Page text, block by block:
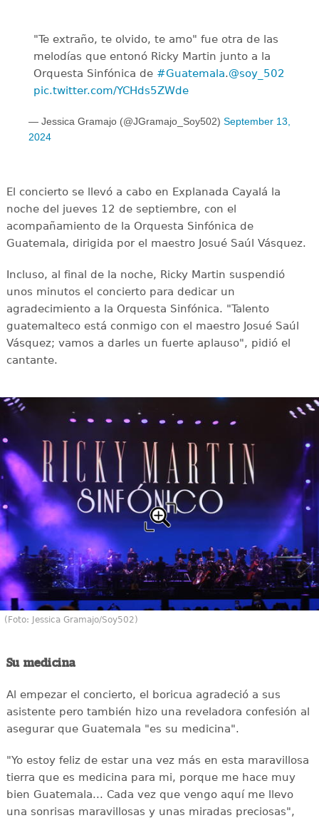
"Te extraño, te olvido, te amo" fue otra de las
melodías que entonó Ricky Martin junto a la
Orquesta Sinfónica de #Guatemala.@soy_502
pic.twitter.com/YCHds5ZWde
— Jessica Gramajo (@JGramajo_Soy502) September 13,
2024
El concierto se llevó a cabo en Explanada Cayalá la
noche del jueves 12 de septiembre, con el
acompañamiento de la Orquesta Sinfónica de
Guatemala, dirigida por el maestro Josué Saúl Vásquez.
Incluso, al final de la noche, Ricky Martin suspendió
unos minutos el concierto para dedicar un
agradecimiento a la Orquesta Sinfónica. "Talento
guatemalteco está conmigo con el maestro Josué Saúl
Vásquez; vamos a darles un fuerte aplauso", pidió el
cantante.
(Foto: Jessica Gramajo/Soy502)
Su medicina
Al empezar el concierto, el boricua agradeció a sus
asistente pero también hizo una reveladora confesión al
asegurar que Guatemala "es su medicina".
"Yo estoy feliz de estar una vez más en esta maravillosa
tierra que es medicina para mi, porque me hace muy
bien Guatemala... Cada vez que vengo aquí me llevo
una sonrisas maravillosas y unas miradas preciosas",